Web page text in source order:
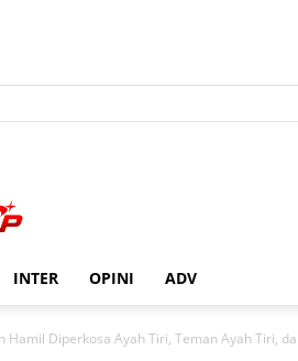
INTER OPINI ADV
Hamil Diperkosa Ayah Tiri, Teman Ayah Tiri,